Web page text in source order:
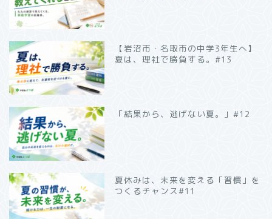
【岩沼市・名取市の中学3年生へ】
夏は、理社で勝負する。#13
「結果から、逃げない夏。」#12
夏休みは、未来を変える「習慣」を
つくるチャンス#11